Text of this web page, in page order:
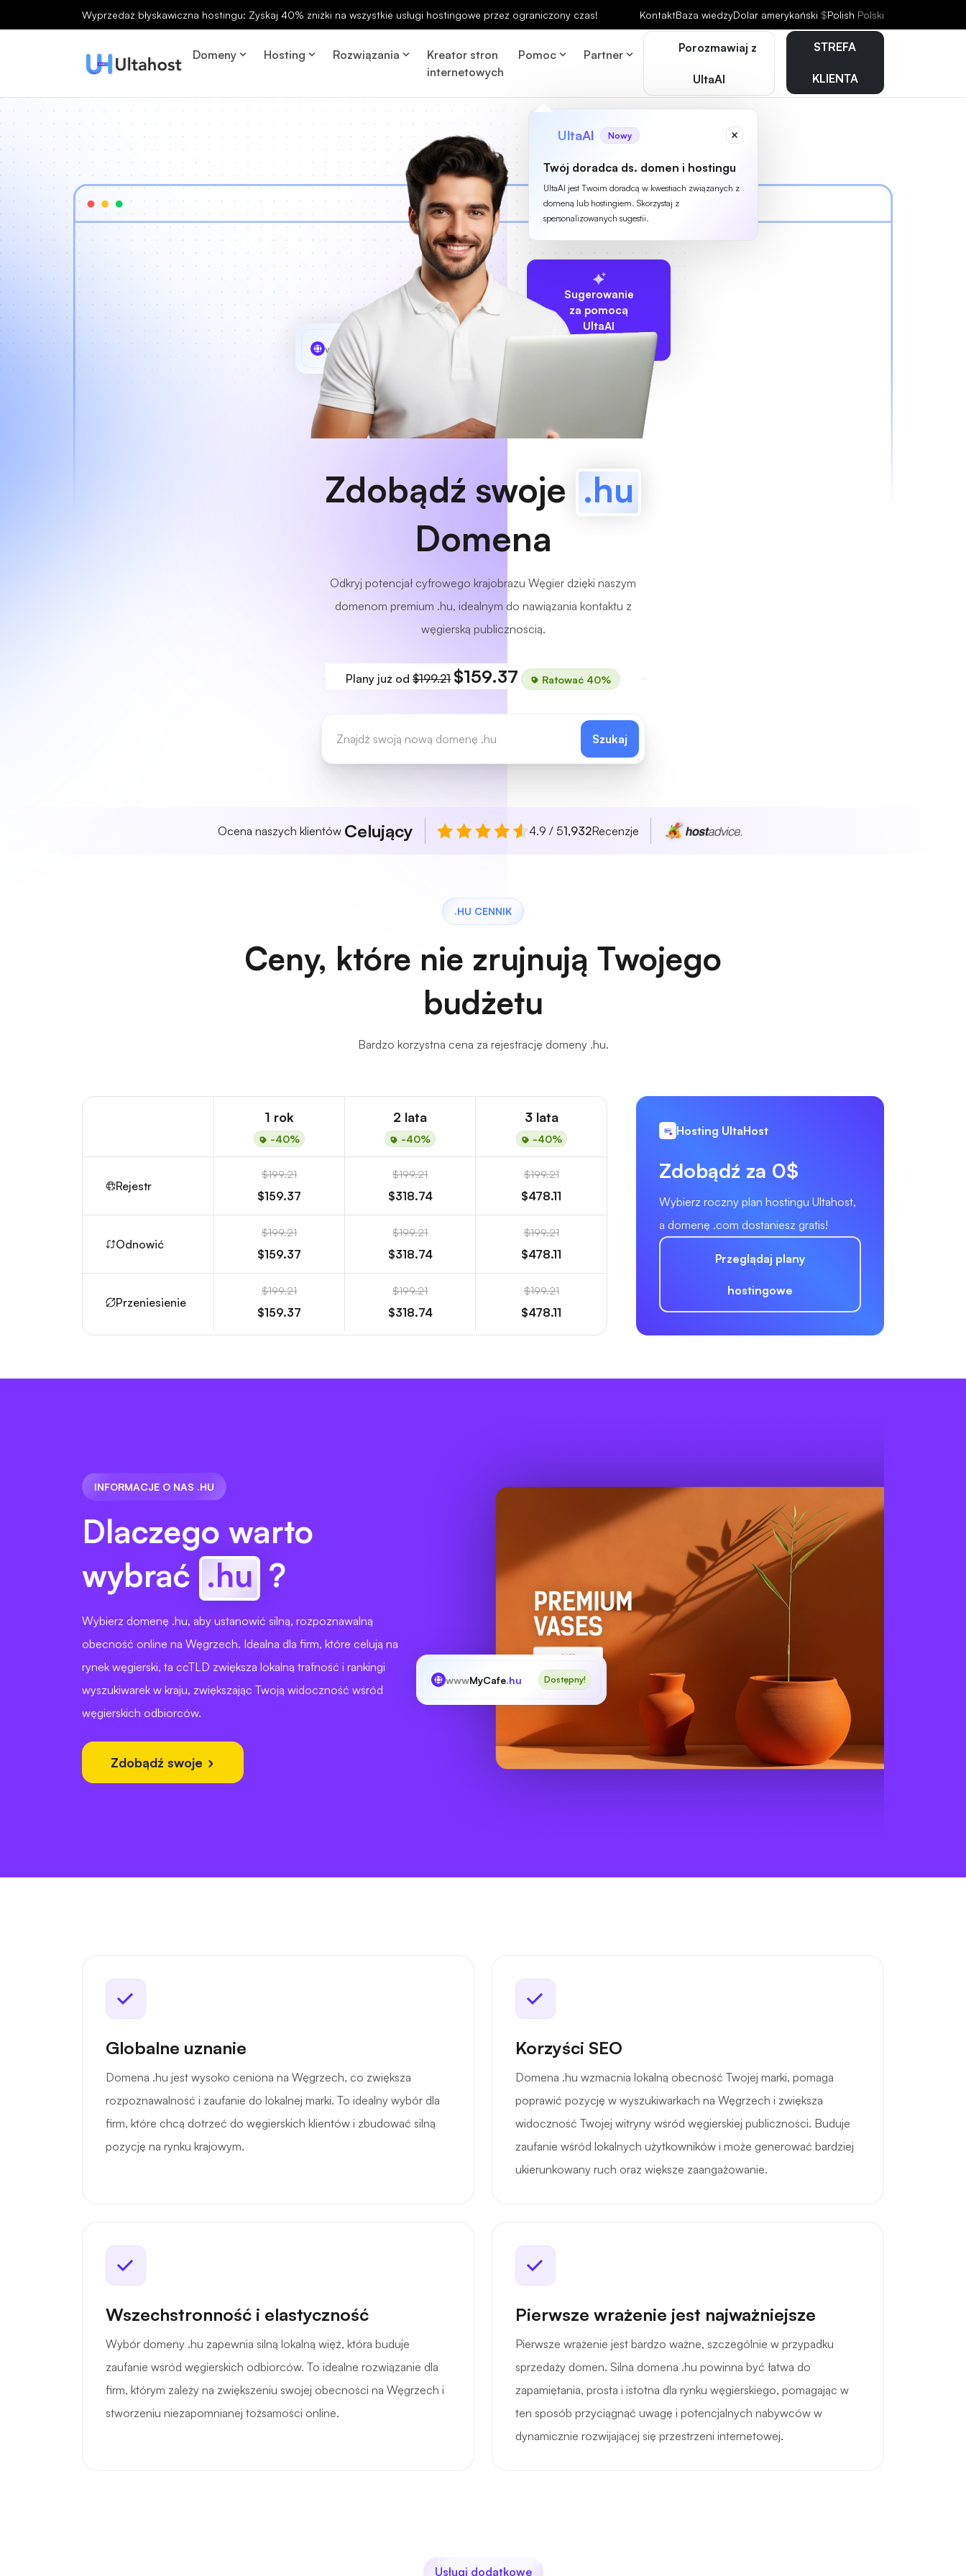
Wyprzedaż błyskawiczna hostingu: Zyskaj 40% zniżki na wszystkie usługi hostingowe przez ograniczony czas! KontaktBaza wiedzyDolar amerykański $Polish Polski
Domeny Hosting Rozwiązania
Kreator stron
internetowych
Pomoc Partner Porozmawiaj z
UltaAI
UltaAI Nowy
Twój doradca ds. domen i hostingu
UltaAI jest Twoim doradcą w kwestiach związanych z
domeną lub hostingiem. Skorzystaj z
spersonalizowanych sugestii.
STREFA
KLIENTA
Sugerowanie
za pomocą
UltaAI
www MyCafe
Zdobądź swoje .hu
Domena
Odkryj potencjał cyfrowego krajobrazu Węgier dzięki naszym
domenom premium .hu, idealnym do nawiązania kontaktu z
węgierską publicznością.
Plany już od $199.21 $159.37 Ratować 40%
Szukaj
Ocena naszych klientów Celujący 4.9 / 51,932Recenzje
.HU CENNIK
Ceny, które nie zrujnują Twojego
budżetu
Bardzo korzystna cena za rejestrację domeny .hu.
1 rok
-40%
2 lata
-40%
3 lata
-40%
Rejestr
$199.21
$159.37
$199.21
$318.74
$199.21
$478.11
Odnowić
$199.21
$159.37
$199.21
$318.74
$199.21
$478.11
Przeniesienie
$199.21
$159.37
$199.21
$318.74
$199.21
$478.11
Hosting UltaHost
Zdobądź za 0$
Wybierz roczny plan hostingu Ultahost,
a domenę .com dostaniesz gratis!
Przeglądaj plany
hostingowe
INFORMACJE O NAS .HU
Dlaczego warto
wybrać .hu ?
Wybierz domenę .hu, aby ustanowić silną, rozpoznawalną
obecność online na Węgrzech. Idealna dla firm, które celują na
rynek węgierski, ta ccTLD zwiększa lokalną trafność i rankingi
wyszukiwarek w kraju, zwiększając Twoją widoczność wśród
węgierskich odbiorców.
Zdobądź swoje
wwwMyCafe.hu Dostępny!
Globalne uznanie
Domena .hu jest wysoko ceniona na Węgrzech, co zwiększa
rozpoznawalność i zaufanie do lokalnej marki. To idealny wybór dla
firm, które chcą dotrzeć do węgierskich klientów i zbudować silną
pozycję na rynku krajowym.
Korzyści SEO
Domena .hu wzmacnia lokalną obecność Twojej marki, pomaga
poprawić pozycję w wyszukiwarkach na Węgrzech i zwiększa
widoczność Twojej witryny wśród węgierskiej publiczności. Buduje
zaufanie wśród lokalnych użytkowników i może generować bardziej
ukierunkowany ruch oraz większe zaangażowanie.
Wszechstronność i elastyczność
Wybór domeny .hu zapewnia silną lokalną więź, która buduje
zaufanie wśród węgierskich odbiorców. To idealne rozwiązanie dla
firm, którym zależy na zwiększeniu swojej obecności na Węgrzech i
stworzeniu niezapomnianej tożsamości online.
Pierwsze wrażenie jest najważniejsze
Pierwsze wrażenie jest bardzo ważne, szczególnie w przypadku
sprzedaży domen. Silna domena .hu powinna być łatwa do
zapamiętania, prosta i istotna dla rynku węgierskiego, pomagając w
ten sposób przyciągnąć uwagę i potencjalnych nabywców w
dynamicznie rozwijającej się przestrzeni internetowej.
Usługi dodatkowe